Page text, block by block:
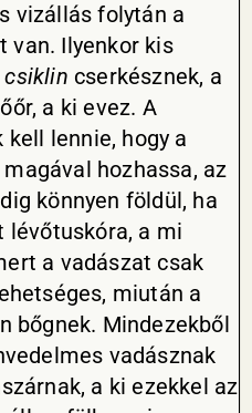
vizállás folytán a
van. Ilyenkor kis
csiklin cserkésznek, a
a ki evez. A
lennie, hogy a
hozhassa, az
könnyen földül, ha
lévőtuskóra, a mi
a vadászat csak
miután a
bőgnek. Mindezekből
vadásznak
a ki ezekkel az